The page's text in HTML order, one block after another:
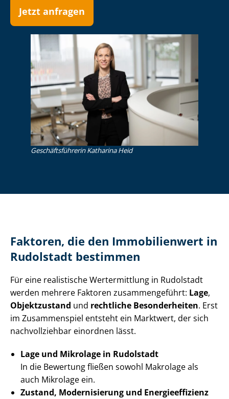
Jetzt anfragen
Ge­schäfts­füh­re­rin Katharina Heid
Faktoren, die den Immobilienwert in
Rudolstadt bestimmen
Für eine realistische Wertermittlung in Rudolstadt
werden mehrere Faktoren zusammengeführt: Lage,
Objektzustand und rechtliche Besonderheiten. Erst
im Zusammenspiel entsteht ein Marktwert, der sich
nachvollziehbar einordnen lässt.
Lage und Mikrolage in Rudolstadt
In die Bewertung fließen sowohl Makrolage als
auch Mikrolage ein.
Zustand, Modernisierung und En­er­gie­ef­fi­zi­enz